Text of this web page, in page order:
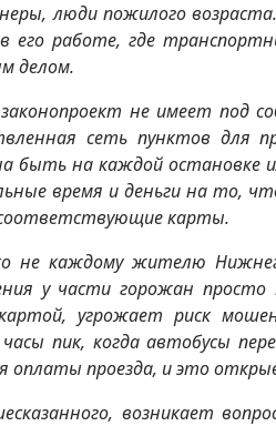
люди пожилого
в его работе, где
делом.
не имеет под
сеть пунктов для
быть на каждой остановке
время и деньги на то,
карты.
не каждому жителю
у части горожан
картой, угрожает риск
пик, когда автобусы
оплаты проезда, и это
возникает